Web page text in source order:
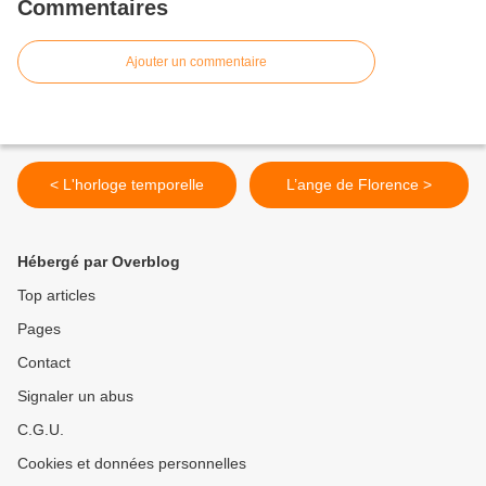
Commentaires
Ajouter un commentaire
< L'horloge temporelle L’ange de Florence >
Hébergé par Overblog
Top articles
Pages
Contact
Signaler un abus
C.G.U.
Cookies et données personnelles